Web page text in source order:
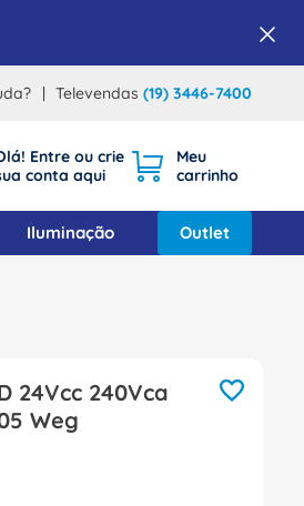
Televendas (19) 3446-7400
Iluminação Outlet
24Vcc 240Vca
Weg